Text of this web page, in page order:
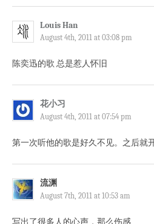
Louis Han
August 4th, 2011 at 03:08 pm
陈奕迅的歌 总是惹人怀旧
花小习
August 4th, 2011 at 07:54 pm
第一次听他的歌是好久不见。之后就
流渊
August 7th, 2011 at 10:53 am
写出了很多人的心声，那么伤感